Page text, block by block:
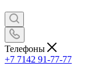
Телефоны
+7 7142 91-77-77